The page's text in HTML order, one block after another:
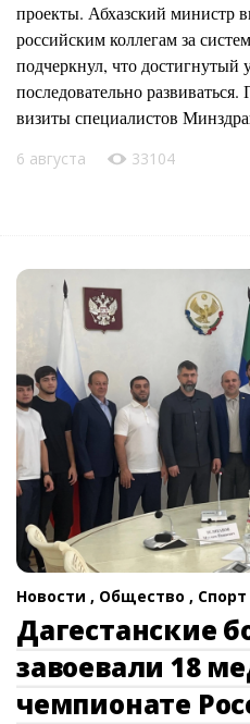
проекты. Абхазский министр
российским коллегам за
подчеркнул, что достигнутый
последовательно
визиты специалистов
6 августа 33104
Новости , Общество , Спорт
Дагестанские
завоевали 18
чемпионате